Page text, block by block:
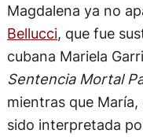
Magdalena ya no
Bellucci, que fue
cubana Mariela
Sentencia Mortal
mientras que
sido interpretada